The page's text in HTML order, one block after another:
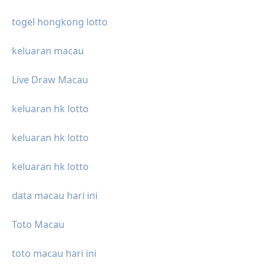
togel hongkong lotto
keluaran macau
Live Draw Macau
keluaran hk lotto
keluaran hk lotto
keluaran hk lotto
data macau hari ini
Toto Macau
toto macau hari ini